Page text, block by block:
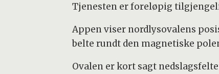
Tjenesten er foreløpig
Appen viser nordlysovalens
belte rundt den magnetiske
Ovalen er kort sagt